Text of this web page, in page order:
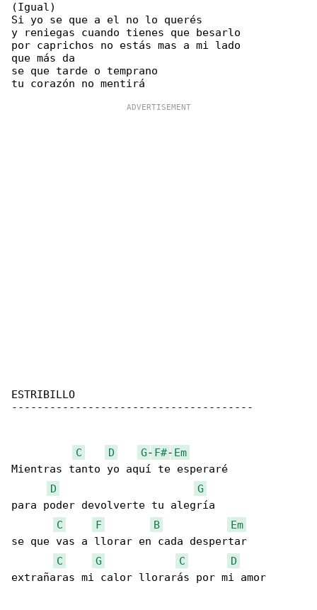
(Igual)
Si yo se que a el no lo querés
y reniegas cuando tienes que besarlo
por caprichos no estás mas a mi lado
que más da
se que tarde o temprano
ESTRIBILLO
--------------------------------------
C D G- F#- Em
Mientras tanto yo aquí te esperaré
D
G
para poder devolverte tu alegría
C
F B
Em
se que vas a llorar en cada despertar
C
G C
D
extrañaras mi calor llorarás por mi amor